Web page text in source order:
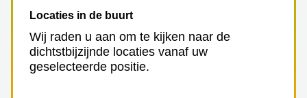
Kantoor
Hengelo
Bedrijfsruimte
Locaties in de buurt
Wij raden u aan om te kijken naar de
dichtstbijzijnde locaties vanaf uw
geselecteerde positie.